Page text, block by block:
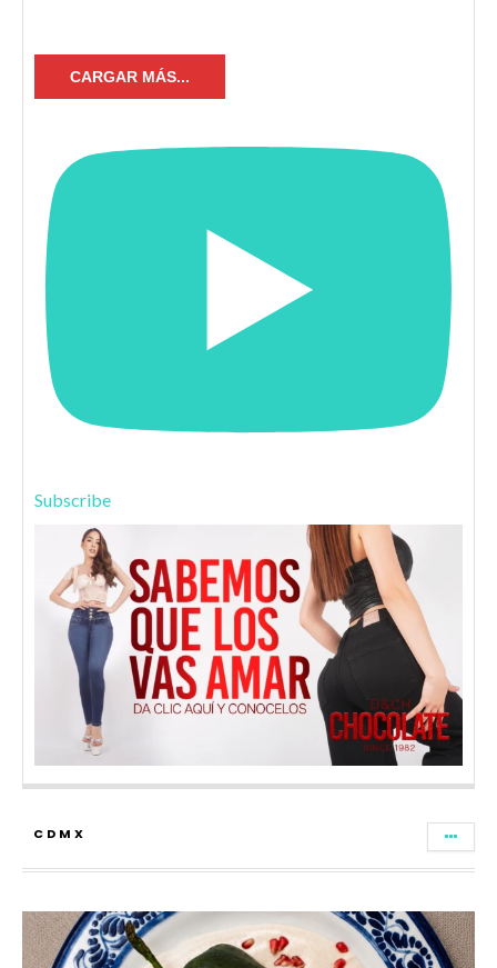
CARGAR MÁS...
Subscribe
CDMX